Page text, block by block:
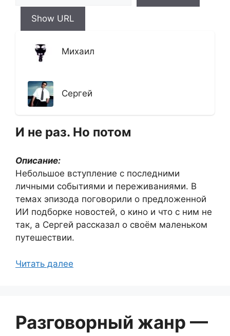
Show URL
Михаил
Сергей
И не раз. Но потом
Описание:
Небольшое вступление с последними
личными событиями и переживаниями. В
темах эпизода поговорили о предложенной
ИИ подборке новостей, о кино и что с ним не
так, а Сергей рассказал о своём маленьком
путешествии.
Читать далее
Разговорный жанр —